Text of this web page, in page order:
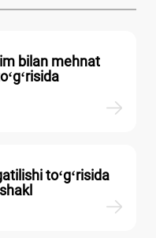
bilan mehnat
toʻgʻrisida